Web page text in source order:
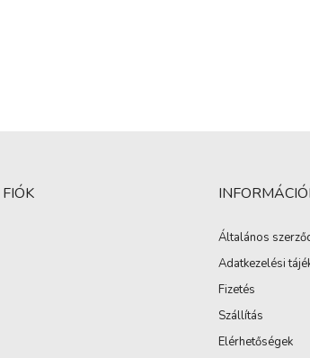
Általános
Adatkezelési
Fizetés
Szállítás
Elérhetőségek